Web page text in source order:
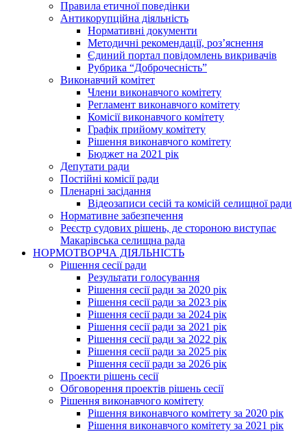
Правила етичної поведінки
Антикорупційна діяльність
Нормативні документи
Методичні рекомендації, роз’яснення
Єдиний портал повідомлень викривачів
Рубрика “Доброчесність”
Виконавчий комітет
Члени виконавчого комітету
Регламент виконавчого комітету
Комісії виконавчого комітету
Графік прийому комітету
Рішення виконавчого комітету
Бюджет на 2021 рік
Депутати ради
Постійні комісії ради
Пленарні засідання
Відеозаписи сесій та комісій селищної ради
Нормативне забезпечення
Реєстр судових рішень, де стороною виступає
Макарівська селищна рада
НОРМОТВОРЧА ДІЯЛЬНІСТЬ
Рішення сесії ради
Результати голосування
Рішення сесії ради за 2020 рік
Рішення сесії ради за 2023 рік
Рішення сесії ради за 2024 рік
Рішення сесії ради за 2021 рік
Рішення сесії ради за 2022 рік
Рішення сесії ради за 2025 рік
Рішення сесії ради за 2026 рік
Проекти рішень сесії
Обговорення проектів рішень сесії
Рішення виконавчого комітету
Рішення виконавчого комітету за 2020 рік
Рішення виконавчого комітету за 2021 рік